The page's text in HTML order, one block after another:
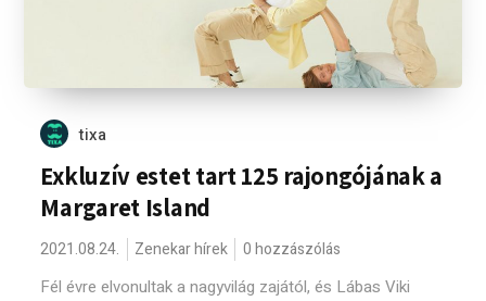
tixa
Exkluzív estet tart 125 rajongójának a
Margaret Island
2021.08.24. Zenekar hírek 0 hozzászólás
Fél évre elvonultak a nagyvilág zajától, és Lábas Viki